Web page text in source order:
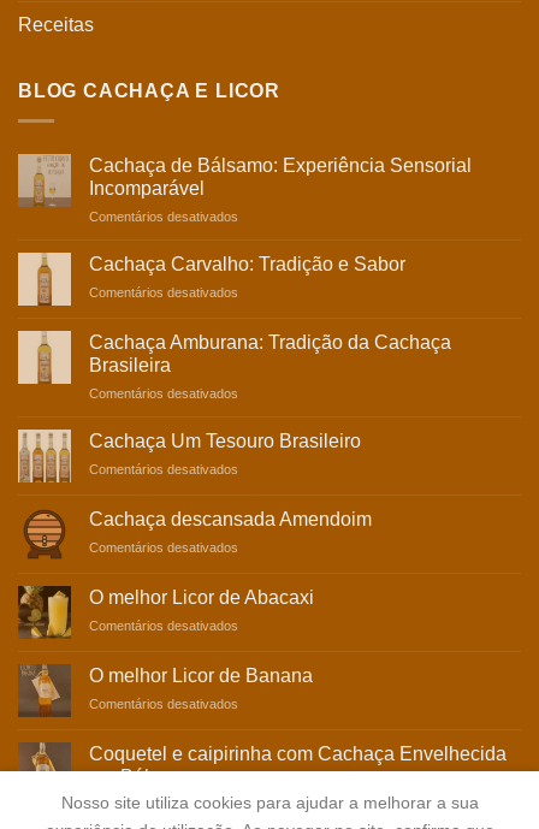
Receitas
BLOG CACHAÇA E LICOR
Cachaça de Bálsamo: Experiência Sensorial
Incomparável
Comentários desativados
Cachaça Carvalho: Tradição e Sabor
Comentários desativados
Cachaça Amburana: Tradição da Cachaça
Brasileira
Comentários desativados
Cachaça Um Tesouro Brasileiro
Comentários desativados
Cachaça descansada Amendoim
Comentários desativados
O melhor Licor de Abacaxi
Comentários desativados
O melhor Licor de Banana
Comentários desativados
Coquetel e caipirinha com Cachaça Envelhecida
em Bálsamo
Comentários desativados
Nosso site utiliza cookies para ajudar a melhorar a sua